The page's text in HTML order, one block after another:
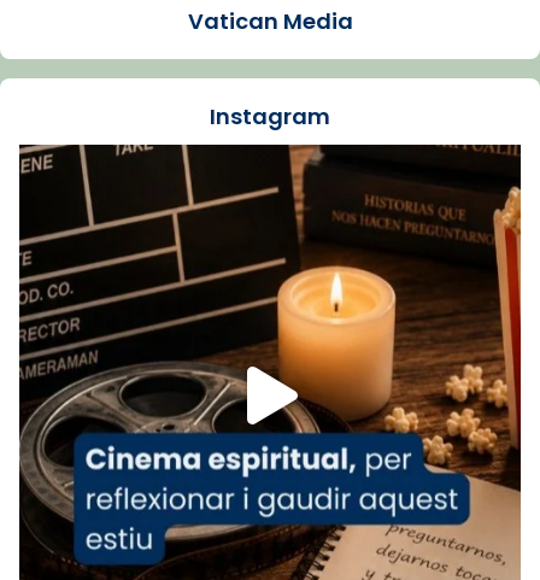
La Carmina va patir depressió. Fa gairebé
dos mesos, a l'Estadi Lluís Companys, la
Recupera l'entrevista comp
Vatican
tican News 👇
www.vaticannews.va/es/iglesia/news/2026-
07/carmina-historia-depresion-papa-viaje-
espana-testimoni...
Foto
View on Facebook · Share
Arquebisbat de Barcelona
2 weeks ago
«Avui les santes Juliana i Semproniana ens
ajuden a alçar la mirada»
Vatican Media
Instagram